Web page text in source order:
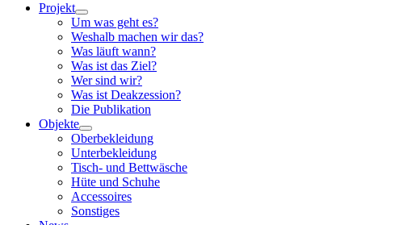
Projekt
Um was geht es?
Weshalb machen wir das?
Was läuft wann?
Was ist das Ziel?
Wer sind wir?
Was ist Deakzession?
Die Publikation
Objekte
Oberbekleidung
Unterbekleidung
Tisch- und Bettwäsche
Hüte und Schuhe
Accessoires
Sonstiges